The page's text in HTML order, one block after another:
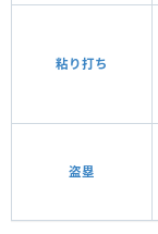
粘り打ち
盗塁